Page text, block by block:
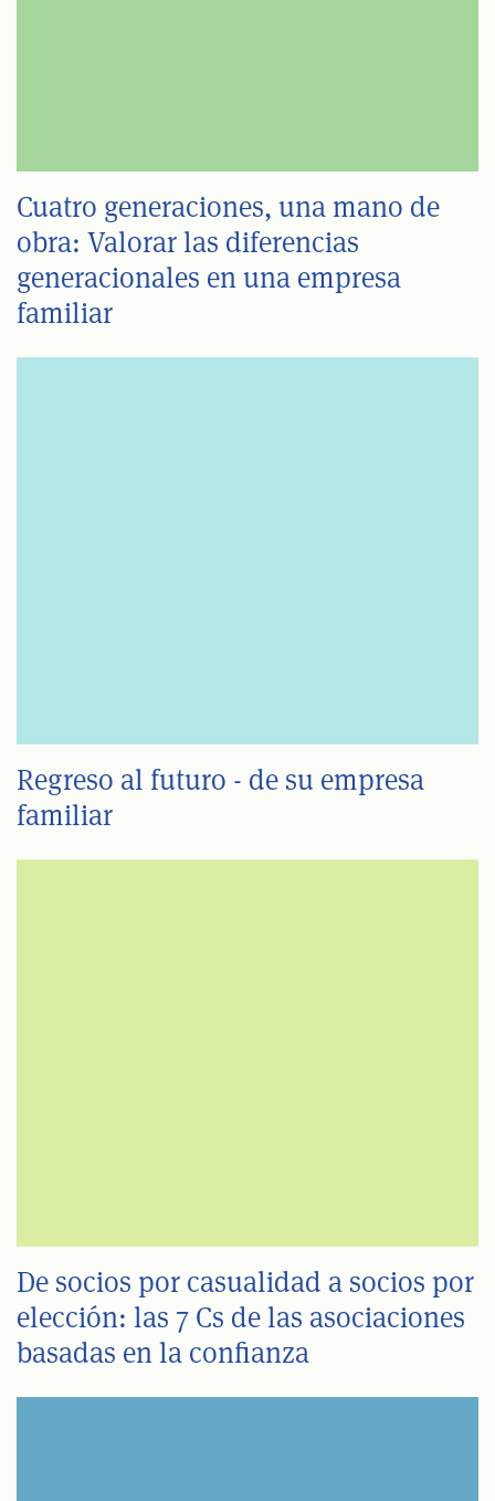
Cuatro generaciones, una mano de
obra: Valorar las diferencias
generacionales en una empresa
familiar
Regreso al futuro - de su empresa
familiar
De socios por casualidad a socios por
elección: las 7 Cs de las asociaciones
basadas en la confianza